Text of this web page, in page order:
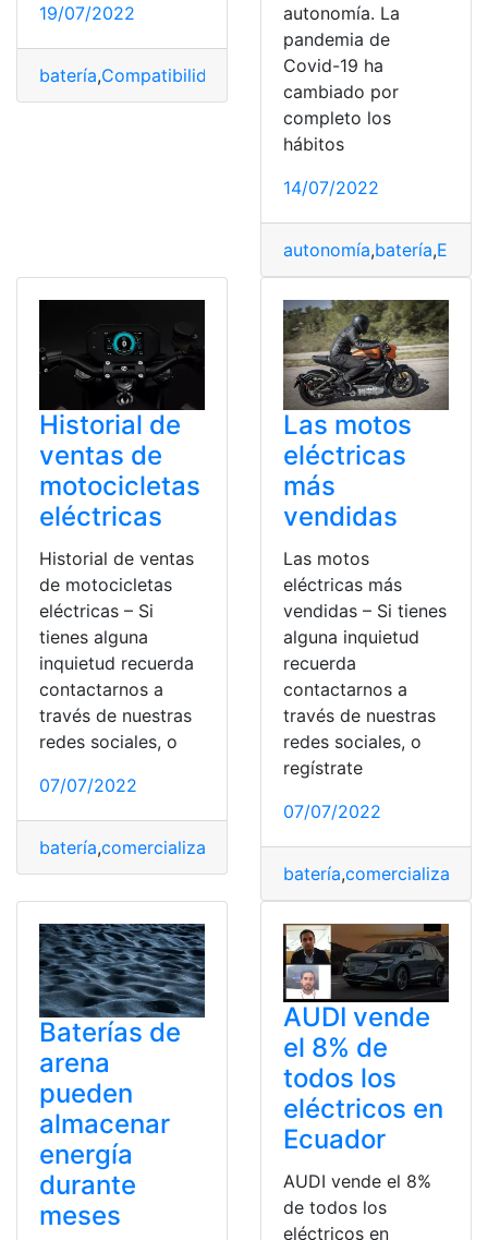
19/07/2022
batería,Compatibilidad ,resistencia,sensores
autonomía. La
pandemia de
Covid-19 ha
cambiado por
completo los
hábitos
14/07/2022
autonomía,batería,
Historial de
ventas de
motocicletas
eléctricas
Historial de ventas
de motocicletas
eléctricas – Si
tienes alguna
inquietud recuerda
contactarnos a
través de nuestras
redes sociales, o
07/07/2022
batería,comercialización motos eléctricas,País,Venta
Las motos
eléctricas
más
vendidas
Las motos
eléctricas más
vendidas – Si tienes
alguna inquietud
recuerda
contactarnos a
través de nuestras
redes sociales, o
regístrate
07/07/2022
batería,comercialización
Baterías de
arena
pueden
almacenar
energía
durante
meses
AUDI vende
el 8% de
todos los
eléctricos en
Ecuador
AUDI vende el 8%
de todos los
eléctricos en